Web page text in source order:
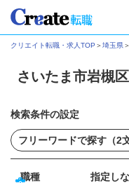
クリエイト転職・求人TOP ＞埼玉県＞
さいたま市岩槻
検索条件の設定
職種 指定し